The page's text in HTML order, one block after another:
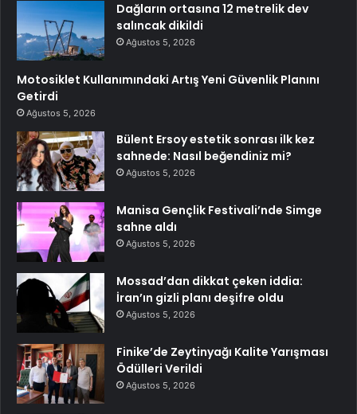
Dağların ortasına 12 metrelik dev
salıncak dikildi
Ağustos 5, 2026
Motosiklet Kullanımındaki Artış Yeni Güvenlik Planını
Getirdi
Ağustos 5, 2026
Bülent Ersoy estetik sonrası ilk kez
sahnede: Nasıl beğendiniz mi?
Ağustos 5, 2026
Manisa Gençlik Festivali’nde Simge
sahne aldı
Ağustos 5, 2026
Mossad’dan dikkat çeken iddia:
İran’ın gizli planı deşifre oldu
Ağustos 5, 2026
Finike’de Zeytinyağı Kalite Yarışması
Ödülleri Verildi
Ağustos 5, 2026